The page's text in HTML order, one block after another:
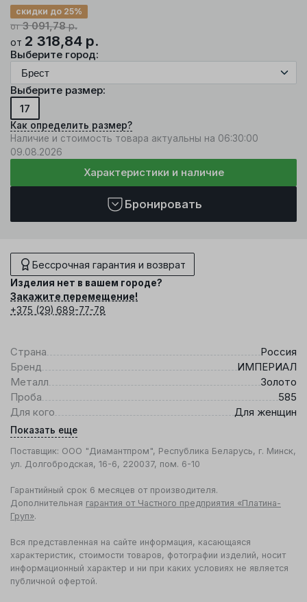
от3 091,78р.
скидки до 25%
от 2 318,84 р.
Выберите город:
Выберите размер:
17
Как определить размер?
Наличие и стоимость товара актуальны на 06:30:00
09.08.2026
Характеристики и наличие
Бронировать
Бессрочная гарантия и возврат
Изделия нет в вашем городе?
Закажите перемещение!
+375 (29) 689-77-78
Страна
Россия
Бренд
ИМПЕРИАЛ
Металл
Золото
Проба
585
Для кого
Для женщин
Показать еще
Поставщик: ООО "Диамантпром", Республика Беларусь, г. Минск,
ул. Долгобродская, 16-6, 220037, пом. 6-10
Гарантийный срок 6 месяцев от производителя.
Дополнительная гарантия от Частного предприятия «Платина-
Груп».
Вся представленная на сайте информация, касающаяся
характеристик, стоимости товаров, фотографии изделий, носит
информационный характер и ни при каких условиях не является
публичной офертой.